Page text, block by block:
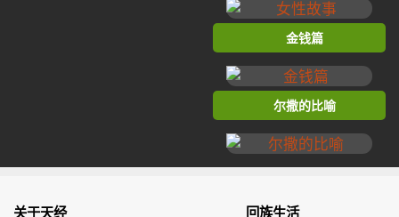
金钱篇
尔撒的比喻
关于天经 回族生活